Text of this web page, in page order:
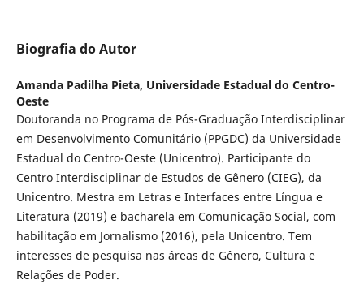
Biografia do Autor
Amanda Padilha Pieta, Universidade Estadual do Centro-
Oeste
Doutoranda no Programa de Pós-Graduação Interdisciplinar
em Desenvolvimento Comunitário (PPGDC) da Universidade
Estadual do Centro-Oeste (Unicentro). Participante do
Centro Interdisciplinar de Estudos de Gênero (CIEG), da
Unicentro. Mestra em Letras e Interfaces entre Língua e
Literatura (2019) e bacharela em Comunicação Social, com
habilitação em Jornalismo (2016), pela Unicentro. Tem
interesses de pesquisa nas áreas de Gênero, Cultura e
Relações de Poder.